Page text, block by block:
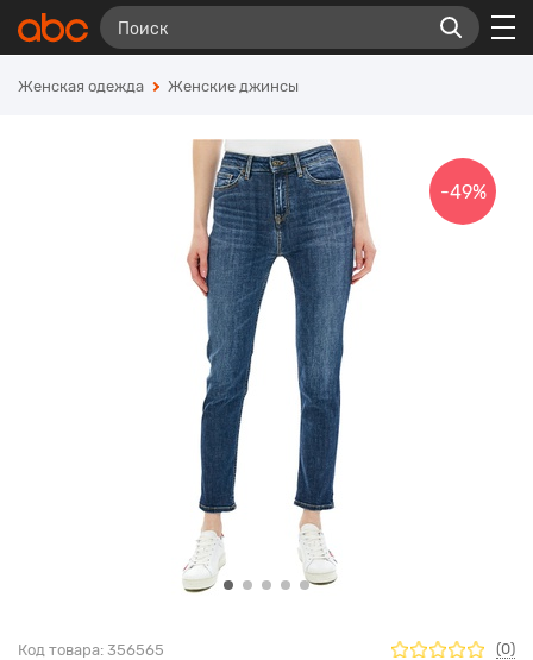
Женская одежда Женские джинсы
Код товара: 356565 (0)
-49%